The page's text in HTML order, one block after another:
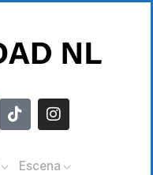
Escena